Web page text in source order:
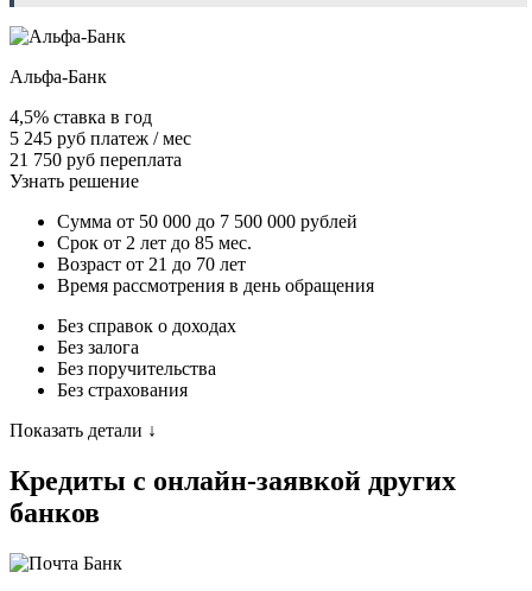
Альфа-Банк
4,5% ставка в год
5 245 руб платеж / мес
21 750 руб переплата
Узнать решение
Сумма от 50 000 до 7 500 000 рублей
Срок от 2 лет до 85 мес.
Возраст от 21 до 70 лет
Время рассмотрения в день обращения
Без справок о доходах
Без залога
Без поручительства
Без страхования
Показать детали ↓
Кредиты с онлайн-заявкой других
банков